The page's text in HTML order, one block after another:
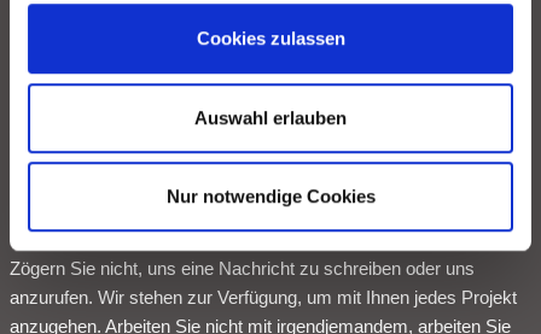
Cookies zulassen
Auswahl erlauben
Nur notwendige Cookies
Jetzt Kontakt
aufnehmen.
Zögern Sie nicht, uns eine Nachricht zu schreiben oder uns
anzurufen. Wir stehen zur Verfügung, um mit Ihnen jedes Projekt
anzugehen. Arbeiten Sie nicht mit irgendjemandem, arbeiten Sie